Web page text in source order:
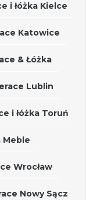
i łóżka Kielce
Katowice
& Łóżka
Lublin
i łóżka Toruń
Meble
Wrocław
Nowy Sącz